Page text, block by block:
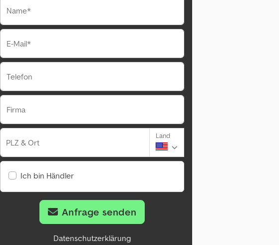
Name*
E-Mail*
Telefon
Firma
PLZ & Ort
Land
Ich bin Händler
Anfrage senden
Datenschutzerklärung